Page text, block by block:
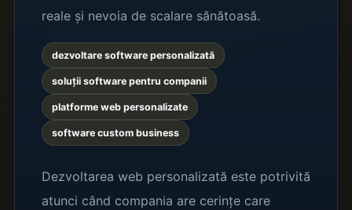
reale și nevoia de scalare sănătoasă.
dezvoltare software personalizată
soluții software pentru companii
platforme web personalizate
software custom business
Dezvoltarea web personalizată este potrivită
atunci când compania are cerințe care